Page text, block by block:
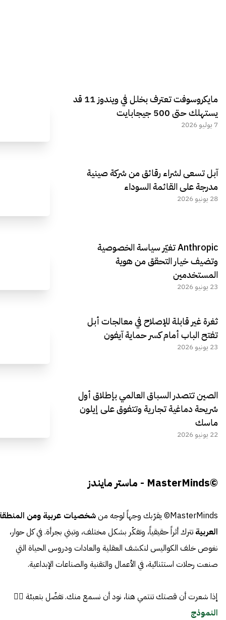
مايكروسوفت تعترف بخلل في ويندوز 11 قد
يستهلك حتى 500 جيجابايت
7 يوليو 2026
آبل تسعى لشراء رقائق من شركة صينية
مدرجة على القائمة السوداء
28 يونيو 2026
Anthropic تغيّر سياسة الخصوصية
وتضيف خيار التحقق من هوية
المستخدمين
23 يونيو 2026
ثغرة غير قابلة للإصلاح في معالجات أبل
تفتح الباب أمام كسر حماية آيفون
23 يونيو 2026
الصين تتصدر السباق العالمي بإطلاق أول
شريحة دماغية تجارية وتتفوق على إيلون
ماسك
22 يونيو 2026
©MasterMinds - ماستر مايندز
MasterMinds© يقرّبك وجهاً لوجه من
شخصيات عربية ومن
العربية تترك أثراً حقيقياً، وتفكّر بشكل مختلف، وتبني بجرأة. في كل حوار،
نغوص خلف الكواليس لنكشف العقلية والعادات ودروس الحياة التي
صنعت رحلات استثنائية، في الأعمال والتقنية والصناعات الإبداعية.
إذا شعرت أن قصتك تنتمي هنا، نود أن نسمع منك. تفضّل بتعبئة 👈🏼
النموذج